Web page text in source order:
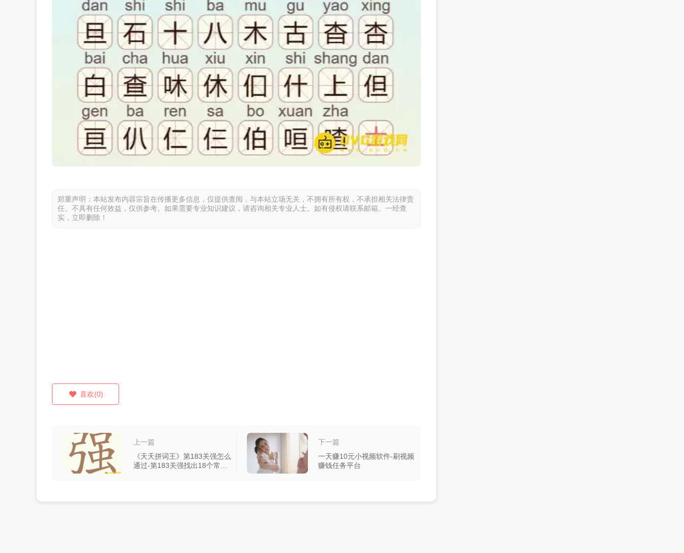
郑重声明：本站发布内容宗旨在传播更多信息，仅提供查阅，与本站立场无关，不拥有所有权，不承担相关法律责
任。不具有任何效益，仅供参考。如果需要专业知识建议，请咨询相关专业人士。如有侵权请联系邮箱。一经查
实，立即删除！
喜欢(0)
上一篇
《天天拼词王》第183关强怎么
通过-第183关强找出18个常用
下一篇
一天赚10元小视频软件-刷视频
赚钱任务平台